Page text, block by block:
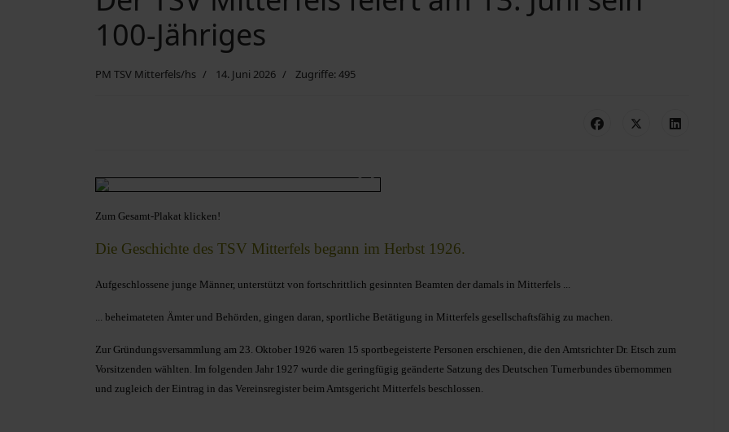
100-Jähriges
PM TSV Mitterfels/hs 14. Juni 2026 Zugriffe: 495
Zum Gesamt-Plakat klicken!
Die Geschichte des TSV Mitterfels begann im Herbst 1926.
Aufgeschlossene junge Männer, unterstützt von fortschrittlich gesinnten Beamten der damals in Mitterfels ...
... beheimateten Ämter und Behörden, gingen daran, sportliche Betätigung in Mitterfels gesellschaftsfähig zu machen.
Zur Gründungsversammlung am 23. Oktober 1926 waren 15 sportbegeisterte Personen erschienen, die den Amtsrichter Dr. Etsch zum
Vorsitzenden wählten. Im folgenden Jahr 1927 wurde die geringfügig geänderte Satzung des Deutschen Turnerbundes übernommen
und zugleich der Eintrag in das Vereinsregister beim Amtsgericht Mitterfels beschlossen.